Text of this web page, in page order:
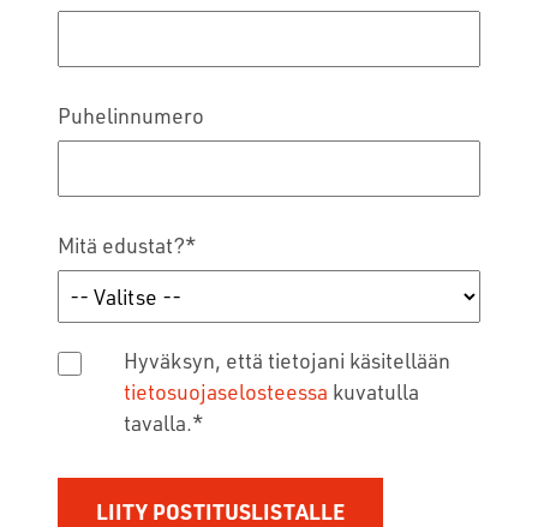
Puhelinnumero
Mitä edustat?*
Hyväksyn, että tietojani käsitellään
tietosuojaselosteessa kuvatulla
tavalla.*